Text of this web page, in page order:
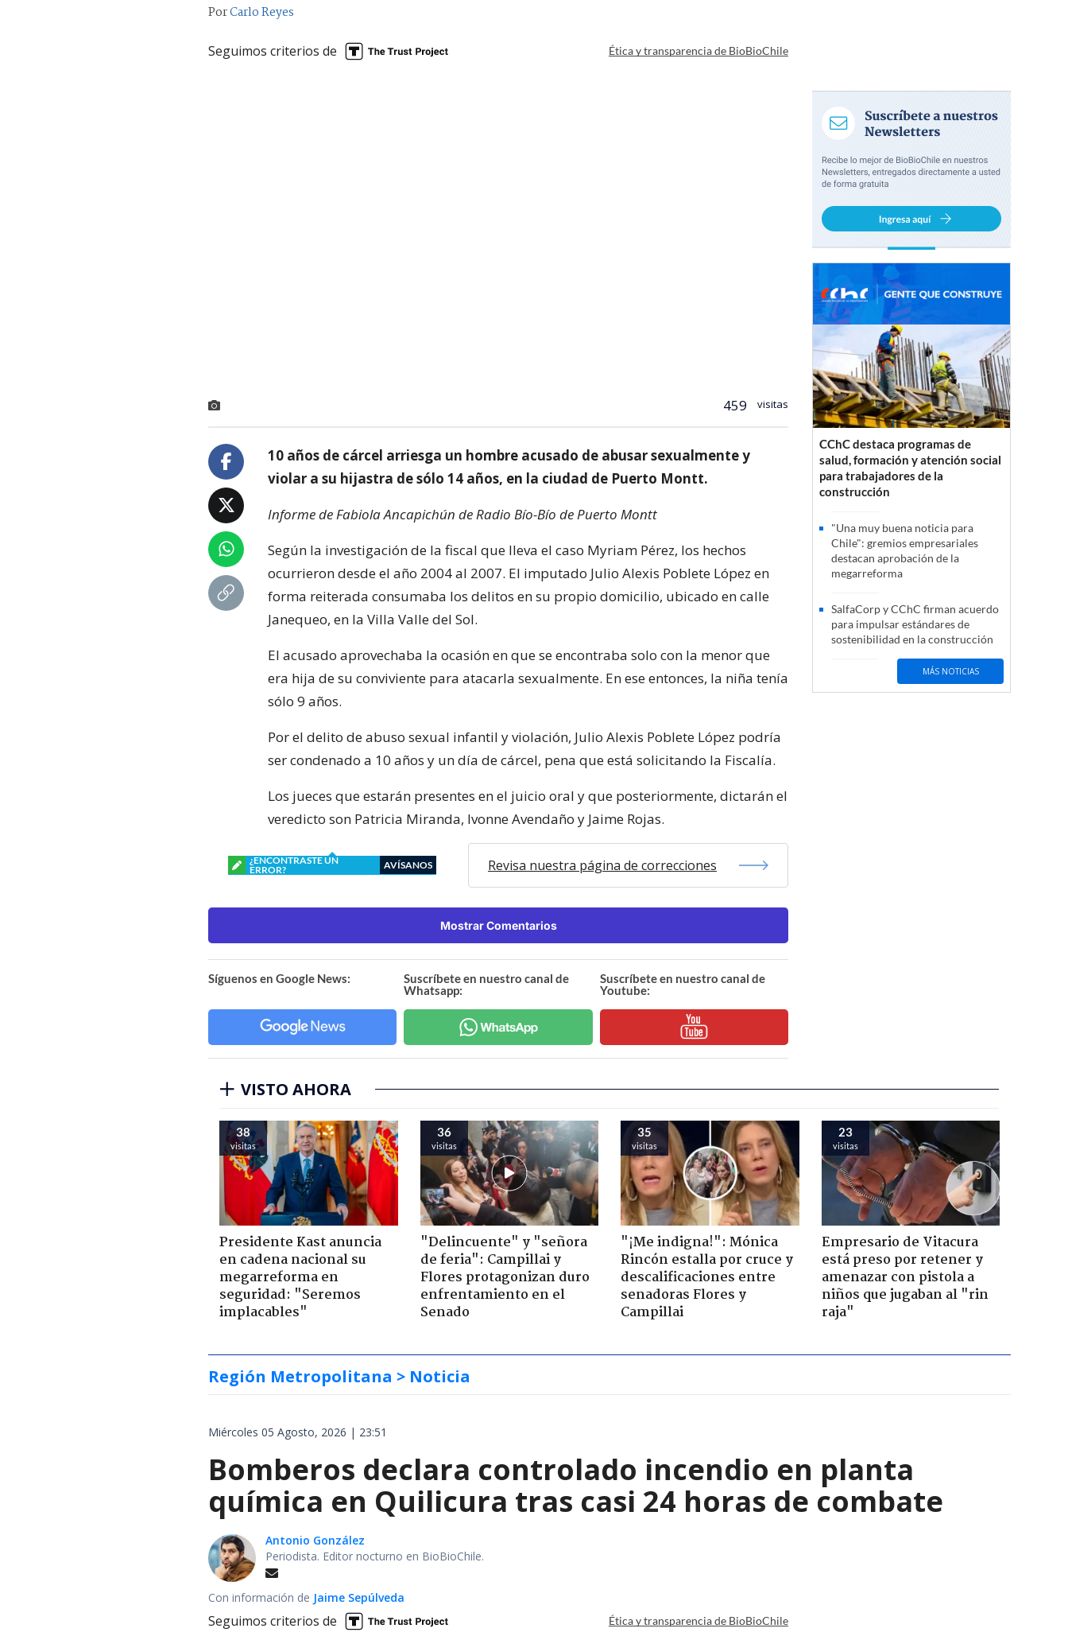
PorCarlo Reyes
Seguimos criterios de Ética y transparencia de BioBioChile
459 visitas
10 años de cárcel arriesga un hombre acusado de abusar sexualmente y
violar a su hijastra de sólo 14 años, en la ciudad de Puerto Montt.
Informe de Fabiola Ancapichún de Radio Bío-Bío de Puerto Montt
Según la investigación de la fiscal que lleva el caso Myriam Pérez, los hechos
ocurrieron desde el año 2004 al 2007. El imputado Julio Alexis Poblete López en
forma reiterada consumaba los delitos en su propio domicilio, ubicado en calle
Janequeo, en la Villa Valle del Sol.
El acusado aprovechaba la ocasión en que se encontraba solo con la menor que
era hija de su conviviente para atacarla sexualmente. En ese entonces, la niña tenía
sólo 9 años.
Por el delito de abuso sexual infantil y violación, Julio Alexis Poblete López podría
ser condenado a 10 años y un día de cárcel, pena que está solicitando la Fiscalía.
Los jueces que estarán presentes en el juicio oral y que posteriormente, dictarán el
veredicto son Patricia Miranda, Ivonne Avendaño y Jaime Rojas.
¿ENCONTRASTE UN
ERROR?
AVÍSANOS Revisa nuestra página de correcciones
Mostrar Comentarios
Síguenos en Google News:
Suscríbete en nuestro canal de
Whatsapp:
Suscríbete en nuestro canal de
Youtube:
CChC destaca programas de
salud, formación y atención social
para trabajadores de la
construcción
"Una muy buena noticia para
Chile": gremios empresariales
destacan aprobación de la
megarreforma
SalfaCorp y CChC firman acuerdo
para impulsar estándares de
sostenibilidad en la construcción
MÁS NOTICIAS
VISTO AHORA
38
visitas
Presidente Kast anuncia
en cadena nacional su
megarreforma en
seguridad: "Seremos
implacables"
36
visitas
"Delincuente" y "señora
de feria": Campillai y
Flores protagonizan duro
enfrentamiento en el
Senado
35
visitas
"¡Me indigna!": Mónica
Rincón estalla por cruce y
descalificaciones entre
senadoras Flores y
Campillai
23
visitas
Empresario de Vitacura
está preso por retener y
amenazar con pistola a
niños que jugaban al "rin
raja"
Región Metropolitana > Noticia
Miércoles 05 Agosto, 2026 | 23:51
Bomberos declara controlado incendio en planta
química en Quilicura tras casi 24 horas de combate
Antonio González
Periodista. Editor nocturno en BioBioChile.
Con información de Jaime Sepúlveda
Seguimos criterios de Ética y transparencia de BioBioChile